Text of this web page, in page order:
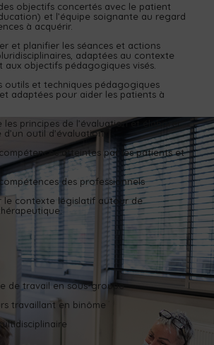
objectifs concertés avec le patient
et l’équipe soignante au regard
à acquérir.
et planifier les séances et actions
adaptées au contexte
aux objectifs pédagogiques visés.
outils et techniques pédagogiques
adaptées pour aider les patients à
les principes de l’évaluation et élaborer
outil d’évaluation :
atteintes par les patients et
des professionnels
le contexte législatif autour de
de travail en sous-groupe
travaillant en binôme